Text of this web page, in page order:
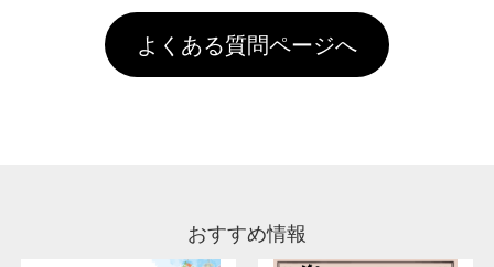
頂いても、ログインがされていなければ、ラン
クにカウントがされません。
害な性質で、水洗いで落とすことが可能です。
お手数ですが、お客様ご自身にて着用前に落と
していただけますようお願いいたします。※1
通常注文・直送機能でのご注文に関わらず、前
引」などによるお値引きで4,000円未満になる
場合は送料がかかりますので、ご注意くださ
い。
よくある質問ページへ
おすすめ情報